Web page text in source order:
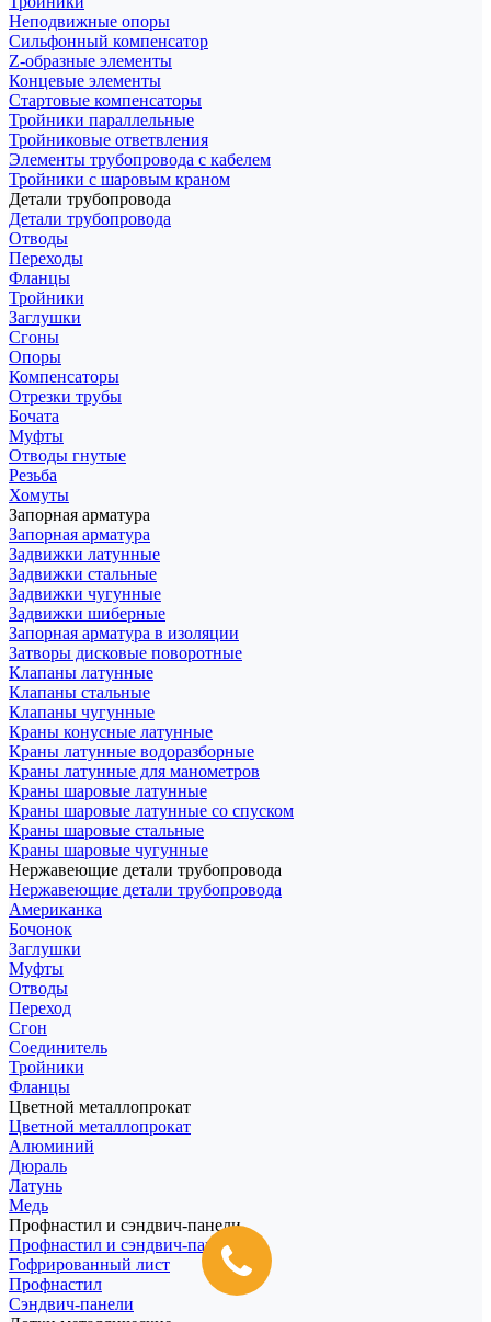
Неподвижные опоры
Cильфонный компенсатор
Z-образные элементы
Концевые элементы
Стартовые компенсаторы
Тройники параллельные
Тройниковые ответвления
Элементы трубопровода с кабелем
Тройники с шаровым краном
Детали трубопровода
Детали трубопровода
Отводы
Переходы
Фланцы
Тройники
Заглушки
Сгоны
Опоры
Компенсаторы
Отрезки трубы
Бочата
Муфты
Отводы гнутые
Резьба
Хомуты
Запорная арматура
Запорная арматура
Задвижки латунные
Задвижки стальные
Задвижки чугунные
Задвижки шиберные
Запорная арматура в изоляции
Затворы дисковые поворотные
Клапаны латунные
Клапаны стальные
Клапаны чугунные
Краны конусные латунные
Краны латунные водоразборные
Краны латунные для манометров
Краны шаровые латунные
Краны шаровые латунные со спуском
Краны шаровые стальные
Краны шаровые чугунные
Нержавеющие детали трубопровода
Нержавеющие детали трубопровода
Американка
Бочонок
Заглушки
Муфты
Отводы
Переход
Сгон
Соединитель
Тройники
Фланцы
Цветной металлопрокат
Цветной металлопрокат
Алюминий
Дюраль
Латунь
Медь
Профнастил и сэндвич-панели
Профнастил и сэндвич-панели
Гофрированный лист
Профнастил
Сэндвич-панели